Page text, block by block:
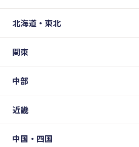
北海道・東北
関東
中部
近畿
中国・四国